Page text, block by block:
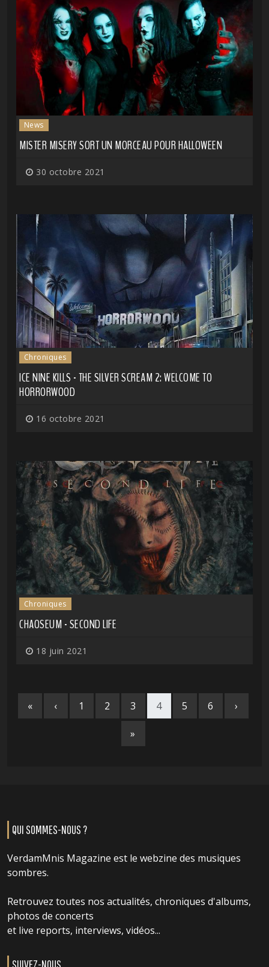
News
MISTER MISERY SORT UN MORCEAU POUR HALLOWEEN
30 octobre 2021
Chroniques
ICE NINE KILLS - THE SILVER SCREAM 2: WELCOME TO
HORRORWOOD
16 octobre 2021
Chroniques
CHAOSEUM - SECOND LIFE
18 juin 2021
« ‹ 1 2 3 4 5 6 ›
»
QUI SOMMES-NOUS ?
VerdamMnis Magazine est le webzine des musiques
sombres.
Retrouvez toutes nos actualités, chroniques d'albums,
photos de concerts
et live reports, interviews, vidéos...
SUIVEZ-NOUS